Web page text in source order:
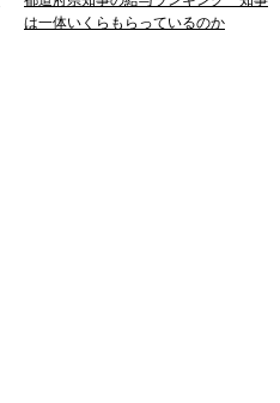
は一体いくらもらっているのか